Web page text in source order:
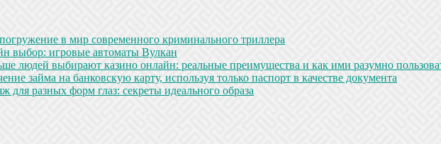
в мир современного криминального триллера
выбор: игровые автоматы Вулкан
людей выбирают казино онлайн: реальные преимущества и как ими разумно
займа на банковскую карту, используя только паспорт в качестве документа
для разных форм глаз: секреты идеального образа